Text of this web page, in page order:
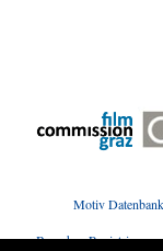
Motiv Datenbank
Branchen Registrierung